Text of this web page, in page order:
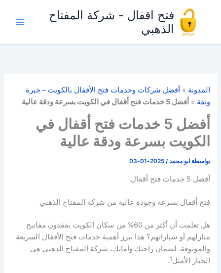
المحتوى
فتح اقفال - شركة المفتاح
الذهبي
المدونة » أفضل شركات وخدمات فتح الأقفال بالكويت – خبرة
وثقة » أفضل 5 خدمات فتح أقفال في الكويت بسرعة ودقة عالية
أفضل 5 خدمات فتح أقفال في
الكويت بسرعة ودقة عالية
بواسطة ابو محمد/
2025-01-03
أفضل 5 خدمات فتح أقفال
فتح أقفال بسرعة وجودة عالية من شركة المفتاح الذهبي
هل تعلمت أن أكثر من 60% من سكان الكويت يفقدون مفاتيح
منازلهم أو سياراتهم؟ هذا يبرز أهمية خدمات فتح الأقفال السريعة
والموثوقة. لضمان راحتك وأمانك، شركة المفتاح الذهبي هي
الخيار الأمثل1
.